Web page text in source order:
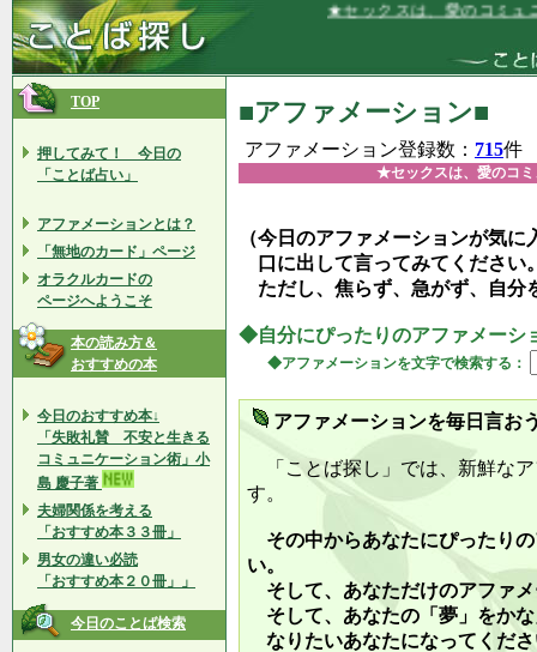
★セックスは、愛のコミュニケーショ
TOP
押してみて！ 今日の
「ことば占い」
アファメーションとは？
「無地のカード」ページ
オラクルカードの
ページへようこそ
本の読み方＆
おすすめの本
今日のおすすめ本↓
「失敗礼賛 不安と生きる
コミュニケーション術」小
島 慶子著
夫婦関係を考える
「おすすめ本３３冊」
男女の違い必読
「おすすめ本２０冊」」
今日のことば検索
■アファメーション■
アファメーション登録数： 715件
★セックスは、愛のコ
（今日のアファメーションが気
口に出して言ってみてください
ただし、焦らず、急がず、自分
◆自分にぴったりのアファメーシ
◆アファメーションを文字で検索する：
アファメーションを毎日言お
「ことば探し」では、新鮮な
す。
その中からあなたにぴったり
い。
そして、あなただけのアファ
そして、あなたの「夢」をか
なりたいあなたになってくだ